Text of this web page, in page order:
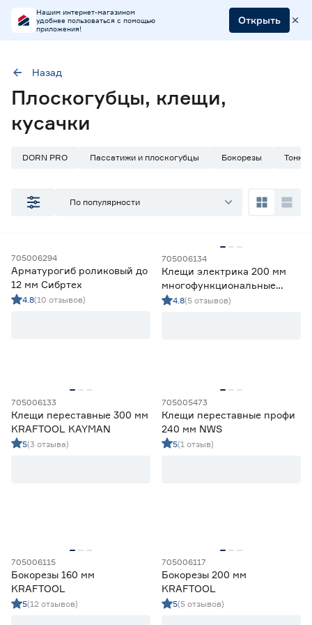
Нашим интернет-магазином
удобнее пользоваться с помощью
приложения!
Открыть
Наличие в магазинах
ул. Селезнева, 4
Арматурогибы
2
Длинногубцы
Клещи
31
Цена
от
Для труб
Защитные накладки
Клещи-гаечный ключ
3
Длина (мм)
100 120
Ещё 12
Инструментальная сталь
Металл
Нержавеющая сталь
Ещё 4
Назад
Плоскогубцы, клещи,
кусачки
DORN PRO Пассатижи и плоскогубцы Бокорезы
По популярности
705006294
Арматурогиб роликовый до
12 мм Сибртех
4.8(10 отзывов)
705006134
Клещи электрика 200 мм
многофункциональные
KRAFTOOL KM‑20
4.8(5 отзывов)
705006133
Клещи переставные 300 мм
KRAFTOOL KAYMAN
5(3 отзыва)
705005473
Клещи переставные профи
240 мм NWS
5(1 отзыв)
705006115
Бокорезы 160 мм
KRAFTOOL
5(12 отзывов)
705006117
Бокорезы 200 мм
KRAFTOOL
5(5 отзывов)